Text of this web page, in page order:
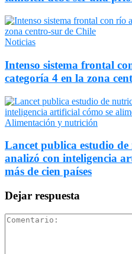
Noticias
Intenso sistema frontal
categoría 4 en la zona
Alimentación y nutrición
Lancet publica estudio
analizó con inteligencia
más de cien países
Dejar respuesta